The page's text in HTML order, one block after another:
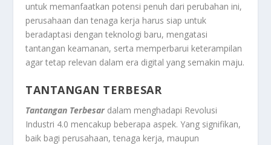
untuk memanfaatkan potensi penuh dari perubahan ini,
perusahaan dan tenaga kerja harus siap untuk
beradaptasi dengan teknologi baru, mengatasi
tantangan keamanan, serta memperbarui keterampilan
agar tetap relevan dalam era digital yang semakin maju.
TANTANGAN TERBESAR
Tantangan Terbesar dalam menghadapi Revolusi
Industri 4.0 mencakup beberapa aspek. Yang signifikan,
baik bagi perusahaan, tenaga kerja, maupun